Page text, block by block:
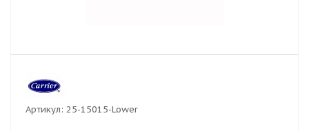
Артикул: 25-15015-Lower